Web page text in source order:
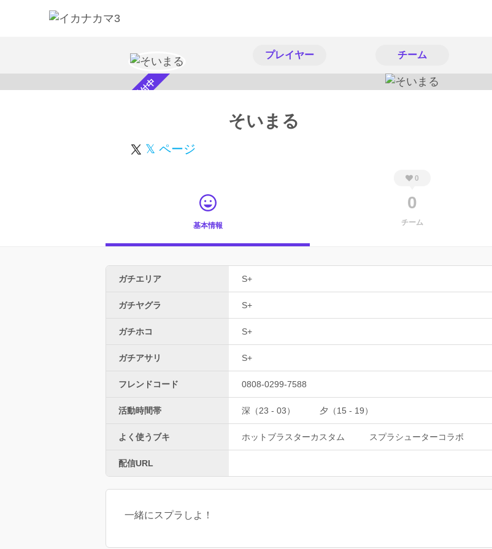
プレイヤー チーム
スカウト受付中 そいまる
𝕏 ページ
基本情報
0
0
チーム
ガチエリア S+
ガチヤグラ S+
ガチホコ S+
ガチアサリ S+
フレンドコード 0808-0299-7588
活動時間帯 深（23 - 03） 夕（15 - 19）
よく使うブキ ホットブラスターカスタム スプラシューターコラボ
配信URL
一緒にスプラしよ！